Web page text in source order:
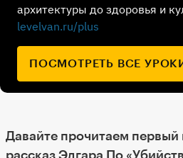
архитектуры до здоровья и
levelvan.ru/plus
ПОСМОТРЕТЬ ВСЕ
Давайте прочитаем первый
рассказ Эдгара По